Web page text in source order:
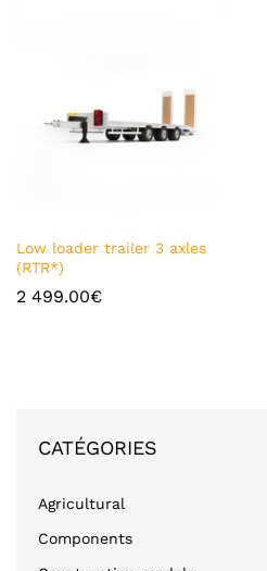
Ajou
Low loader trailer 3 axles
(RTR*)
2 499.00€
CATÉGORIES
Agricultural
Components